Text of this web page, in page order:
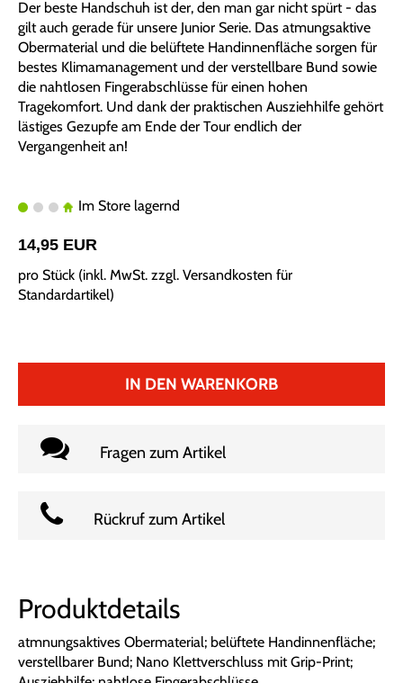
Der beste Handschuh ist der, den man gar nicht spürt - das
gilt auch gerade für unsere Junior Serie. Das atmungsaktive
Obermaterial und die belüftete Handinnenfläche sorgen für
bestes Klimamanagement und der verstellbare Bund sowie
die nahtlosen Fingerabschlüsse für einen hohen
Tragekomfort. Und dank der praktischen Ausziehhilfe gehört
lästiges Gezupfe am Ende der Tour endlich der
Vergangenheit an!
Im Store lagernd
14,95 EUR
pro Stück (inkl. MwSt. zzgl. Versandkosten für
Standardartikel)
IN DEN WARENKORB
Fragen zum Artikel
Rückruf zum Artikel
Produktdetails
atmnungsaktives Obermaterial; belüftete Handinnenfläche;
verstellbarer Bund; Nano Klettverschluss mit Grip-Print;